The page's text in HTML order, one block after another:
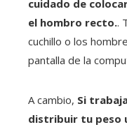
cuidado de
el hombro recto..
cuchillo o los
pantalla de la
A cambio, Si
distribuir tu peso